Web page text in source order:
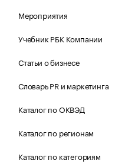
Мероприятия
Учебник РБК Компании
Статьи о бизнесе
Словарь PR и маркетинга
Каталог по ОКВЭД
Каталог по регионам
Каталог по категориям